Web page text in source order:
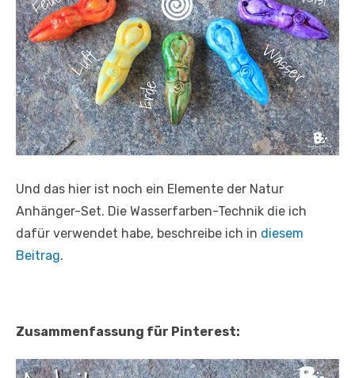
Und das hier ist noch ein Elemente der Natur
Anhänger-Set. Die Wasserfarben-Technik die ich
dafür verwendet habe, beschreibe ich in diesem
Beitrag.
Zusammenfassung für Pinterest: